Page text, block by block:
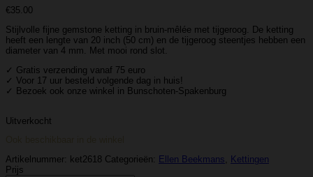
€35.00
Stijlvolle fijne gemstone ketting in bruin-mêlée met tijgeroog. De ketting
heeft een lengte van 20 inch (50 cm) en de tijgeroog steentjes hebben een
diameter van 4 mm. Met mooi rond slot.
✓ Gratis verzending vanaf 75 euro
✓ Voor 17 uur besteld volgende dag in huis!
✓ Bezoek ook onze winkel in Bunschoten-Spakenburg
Uitverkocht
Artikelnummer: ket2618 Categorieën: Ellen Beekmans, Kettingen
Prijs